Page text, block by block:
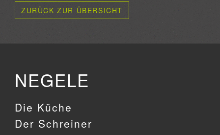
ZURÜCK ZUR ÜBERSICHT
NEGELE
Die Küche
Der Schreiner